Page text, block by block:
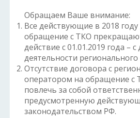
Обращаем Ваше внимание:
Все действующие в 2018
обращение с ТКО
действие с 01.01.2019 года –
деятельности
Отсутствие договора с
оператором на обращение с
повлечь за собой
предусмотренную
законодательством РФ.